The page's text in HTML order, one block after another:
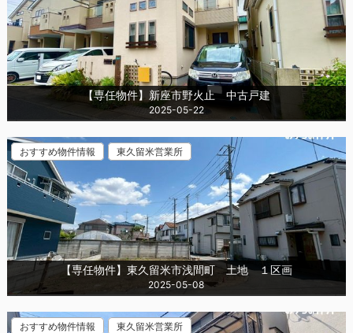
【専任物件】新座市野火止 中古戸建
2025-05-22
おすすめ物件情報 東久留米営業所
【専任物件】東久留米市浅間町 土地 １区画
2025-05-08
おすすめ物件情報 東久留米営業所